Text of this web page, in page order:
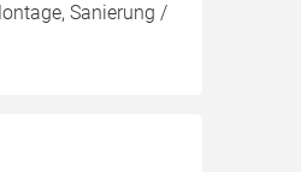
Sanierung /